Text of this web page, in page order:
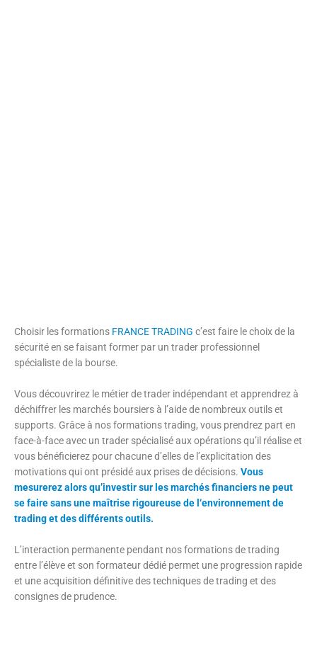
Choisir les formations FRANCE TRADING c’est faire le choix de la
sécurité en se faisant former par un trader professionnel
spécialiste de la bourse.
Vous découvrirez le métier de trader indépendant et apprendrez à
déchiffrer les marchés boursiers à l’aide de nombreux outils et
supports. Grâce à nos formations trading, vous prendrez part en
face-à-face avec un trader spécialisé aux opérations qu’il réalise et
vous bénéficierez pour chacune d’elles de l’explicitation des
motivations qui ont présidé aux prises de décisions. Vous
mesurerez alors qu’investir sur les marchés financiers ne peut
se faire sans une maîtrise rigoureuse de l‘environnement de
trading et des différents outils.
L’interaction permanente pendant nos formations de trading
entre l’élève et son formateur dédié permet une progression rapide
et une acquisition définitive des techniques de trading et des
consignes de prudence.